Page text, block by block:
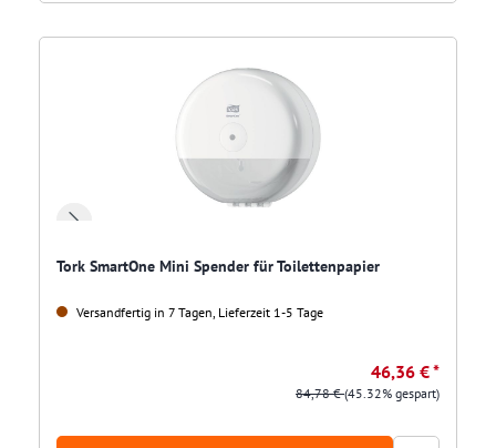
Tork SmartOne Mini Spender für Toilettenpapier
Versandfertig in 7 Tagen, Lieferzeit 1-5 Tage
46,36 € *
84,78 €(45.32% gespart)